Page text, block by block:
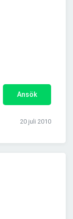
Ansök
20 juli 2010